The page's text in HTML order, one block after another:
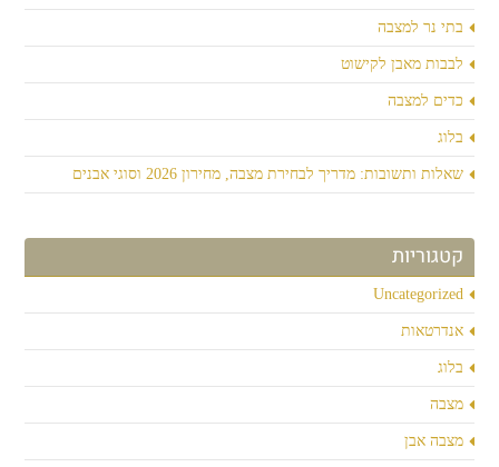
בתי נר למצבה
לבבות מאבן לקישוט
כדים למצבה
בלוג
שאלות ותשובות: מדריך לבחירת מצבה, מחירון 2026 וסוגי אבנים
קטגוריות
Uncategorized
אנדרטאות
בלוג
מצבה
מצבה אבן